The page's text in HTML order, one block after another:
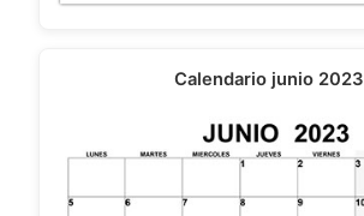
Calendario junio 2023